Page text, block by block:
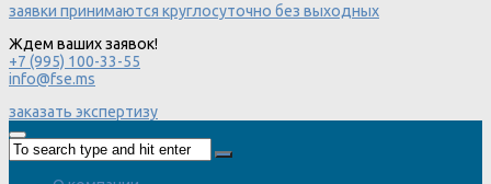
заявки принимаются круглосуточно без выходных
Ждем ваших заявок!
+7 (995) 100-33-55
info@fse.ms
заказать экспертизу